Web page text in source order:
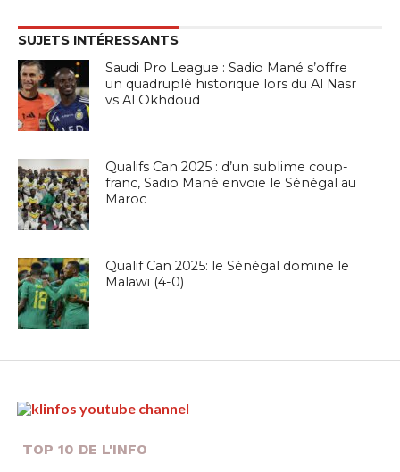
SUJETS INTÉRESSANTS
Saudi Pro League : Sadio Mané s’offre
un quadruplé historique lors du Al Nasr
vs Al Okhdoud
Qualifs Can 2025 : d’un sublime coup-
franc, Sadio Mané envoie le Sénégal au
Maroc
Qualif Can 2025: le Sénégal domine le
Malawi (4-0)
TOP 10 DE L'INFO